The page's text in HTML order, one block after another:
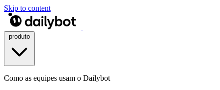
Skip to content
Como as equipes usam o Dailybot